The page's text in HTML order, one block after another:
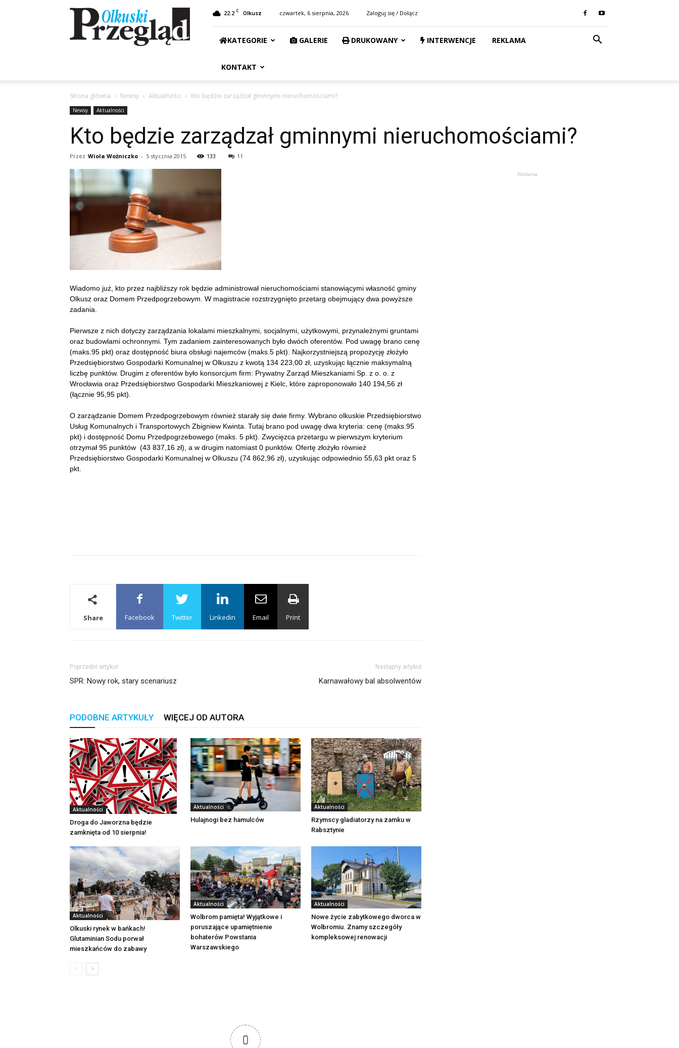
Przegląd
Olkuski
22.2 C Olkusz czwartek, 6 sierpnia, 2026 Zaloguj się / Dołącz
KATEGORIE GALERIE DRUKOWANY INTERWENCJE REKLAMA
KONTAKT
Strona główna Newsy Aktualności Kto będzie zarządzał gminnymi nieruchomościami?
Newsy Aktualności
Kto będzie zarządzał gminnymi nieruchomościami?
Przez Wiola Woźniczko - 5 stycznia 2015 133 11
Wiadomo już, kto przez najbliższy rok będzie administrował nieruchomościami stanowiącymi własność gminy
Olkusz oraz Domem Przedpogrzebowym. W magistracie rozstrzygnięto przetarg obejmujący dwa powyższe
zadania.
Pierwsze z nich dotyczy zarządzania lokalami mieszkalnymi, socjalnymi, użytkowymi, przynależnymi gruntami
oraz budowlami ochronnymi. Tym zadaniem zainteresowanych było dwóch oferentów. Pod uwagę brano cenę
(maks.95 pkt) oraz dostępność biura obsługi najemców (maks.5 pkt). Najkorzystniejszą propozycję złożyło
Przedsiębiorstwo Gospodarki Komunalnej w Olkuszu z kwotą 134 223,00 zł, uzyskując łącznie maksymalną
liczbę punktów. Drugim z oferentów było konsorcjum firm: Prywatny Zarząd Mieszkaniami Sp. z o. o. z
Wrocławia oraz Przedsiębiorstwo Gospodarki Mieszkaniowej z Kielc, które zaproponowało 140 194,56 zł
(łącznie 95,95 pkt).
O zarządzanie Domem Przedpogrzebowym również starały się dwie firmy. Wybrano olkuskie Przedsiębiorstwo
Usług Komunalnych i Transportowych Zbigniew Kwinta. Tutaj brano pod uwagę dwa kryteria: cenę (maks.95
pkt) i dostępność Domu Przedpogrzebowego (maks. 5 pkt). Zwycięzca przetargu w pierwszym kryterium
otrzymał 95 punktów (43 837,16 zł), a w drugim natomiast 0 punktów. Ofertę złożyło również
Przedsiębiorstwo Gospodarki Komunalnej w Olkuszu (74 862,96 zł), uzyskując odpowiednio 55,63 pkt oraz 5
pkt.
Share Facebook Twitter Linkedin Email Print
Poprzedni artykuł
SPR: Nowy rok, stary scenariusz
Następny artykuł
Karnawałowy bal absolwentów
PODOBNE ARTYKUŁY WIĘCEJ OD AUTORA
Aktualności
Droga do Jaworzna będzie
zamknięta od 10 sierpnia!
Aktualności
Hulajnogi bez hamulców
Aktualności
Rzymscy gladiatorzy na zamku w
Rabsztynie
Aktualności
Olkuski rynek w bańkach!
Glutaminian Sodu porwał
mieszkańców do zabawy
Aktualności
Wolbrom pamięta! Wyjątkowe i
poruszające upamiętnienie
bohaterów Powstania
Warszawskiego
Aktualności
Nowe życie zabytkowego dworca w
Wolbromiu. Znamy szczegóły
kompleksowej renowacji
0
Reklama